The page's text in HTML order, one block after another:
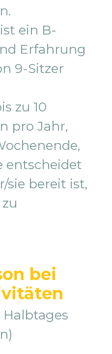
ein B-
Erfahrung
9-Sitzer
zu 10
pro Jahr,
entscheidet
sie bereit ist,
bei
Halbtages